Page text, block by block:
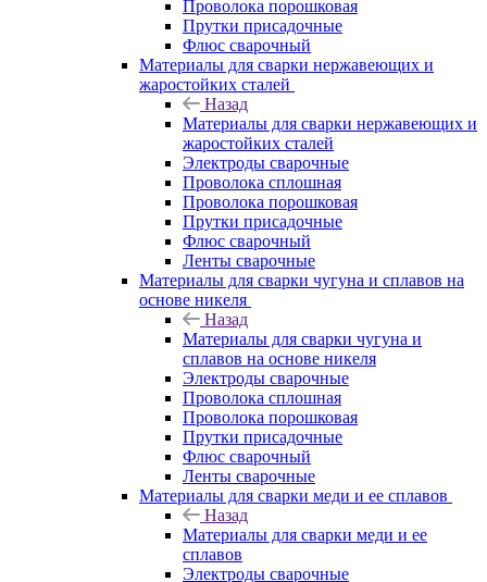
Проволока порошковая
Прутки присадочные
Флюс сварочный
Материалы для сварки нержавеющих и
жаростойких сталей
Назад
Материалы для сварки нержавеющих и
жаростойких сталей
Электроды сварочные
Проволока сплошная
Проволока порошковая
Прутки присадочные
Флюс сварочный
Ленты сварочные
Материалы для сварки чугуна и сплавов на
основе никеля
Назад
Материалы для сварки чугуна и
сплавов на основе никеля
Электроды сварочные
Проволока сплошная
Проволока порошковая
Прутки присадочные
Флюс сварочный
Ленты сварочные
Материалы для сварки меди и ее сплавов
Назад
Материалы для сварки меди и ее
сплавов
Электроды сварочные